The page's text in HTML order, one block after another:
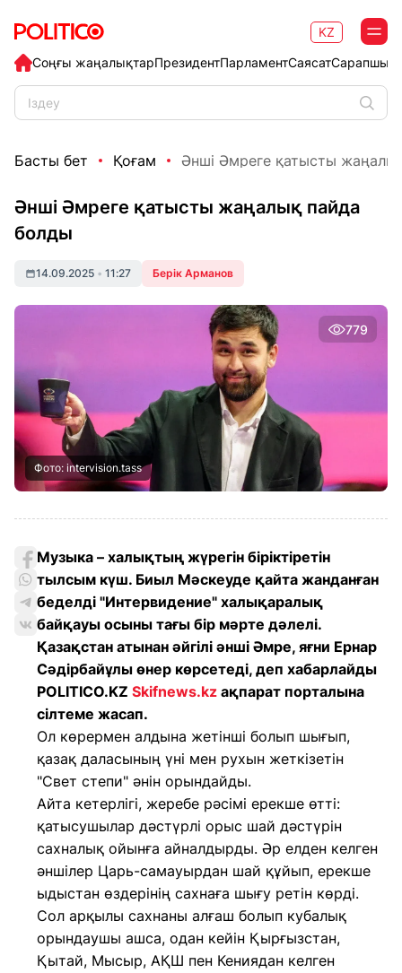
Соңғы жаңалықтарПрезидентПарламентСаясат
KZ
Басты бет Қоғам Әнші Әмреге қатысты
Әнші Әмреге қатысты жаңалық пайда
болды
14.09.2025 • 11:27 Берік Арманов
779
Фото: intervision.tass
Музыка – халықтың жүрегін біріктіретін
тылсым күш. Биыл Мәскеуде қайта жанданған
беделді "Интервидение" халықаралық
байқауы осыны тағы бір мәрте дәлелі.
Қазақстан атынан әйгілі әнші Әмре, яғни Ернар
Сәдірбайұлы өнер көрсетеді, деп хабарлайды
POLITICO.KZ Skifnews.kz ақпарат порталына
сілтеме жасап.
Ол көрермен алдына жетінші болып шығып,
қазақ даласының үні мен рухын жеткізетін
"Свет степи" әнін орындайды.
Айта кетерлігі, жеребе рәсімі ерекше өтті:
қатысушылар дәстүрлі орыс шай дәстүрін
сахналық ойынға айналдырды. Әр елден келген
әншілер Царь-самауырдан шай құйып, ерекше
ыдыстан өздерінің сахнаға шығу ретін көрді.
Сол арқылы сахнаны алғаш болып кубалық
орындаушы ашса, одан кейін Қырғызстан,
Қытай, Мысыр, АҚШ пен Кениядан келген